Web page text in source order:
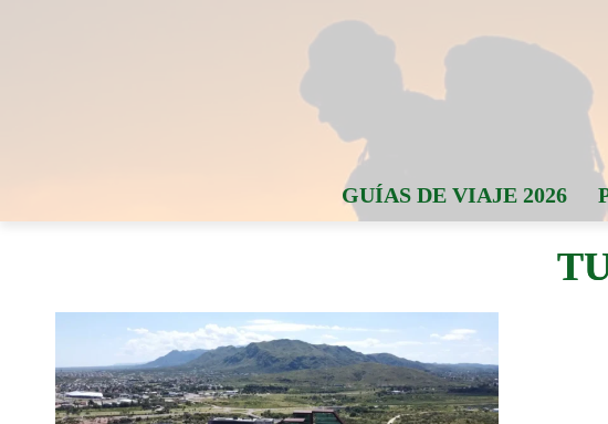
GUÍAS DE VIAJE 2026